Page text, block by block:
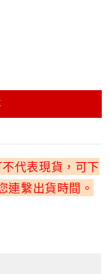
代表現貨，可下
連繫出貨時間。